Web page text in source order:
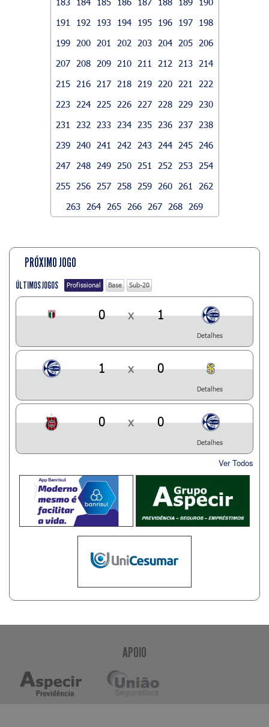
191
192 193 194 195 196 197
198
199
200 201 202 203 204 205
206
207
208 209 210 211 212 213
214
215
216 217 218 219 220 221
222
223
224 225 226 227 228 229
230
231
232 233 234 235 236 237
238
239
240 241 242 243 244 245
246
247
248 249 250 251 252 253
254
255
256 257 258 259 260 261
262
263
264 265 266 267 268 269
PRÓXIMO JOGO
ÚLTIMOS JOGOS Profissional Base Sub-20
0 x 1
Detalhes
1 x 0
Detalhes
0 x 0
Detalhes
Ver Todos
APOIO